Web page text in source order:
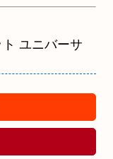
ユニバーサ